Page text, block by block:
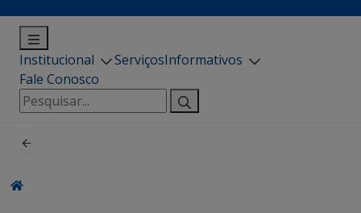
Institucional ServiçosInformativos
Fale Conosco
Pesquisar
por: